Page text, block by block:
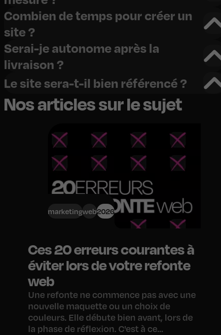
Combien de temps pour créer un
site ?
Serai-je autonome après la
livraison ?
Le site sera-t-il bien référencé ?
Nos articles sur le sujet
marketingweb2026
Ces 20 erreurs courantes à
éviter lors de votre refonte
web
Une refonte ne commence pas avec une
nouvelle maquette ou un choix de
couleurs. Elle débute bien avant, lors de
la phase de réflexion. C'est à ce...